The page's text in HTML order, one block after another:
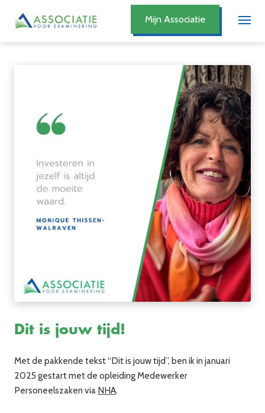
Mijn Associatie
Dit is jouw tijd!
Met de pakkende tekst “Dit is jouw tijd”, ben ik in januari
2025 gestart met de opleiding Medewerker
Personeelszaken via NHA.